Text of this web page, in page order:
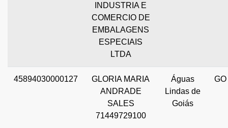
INDUSTRIA E
COMERCIO DE
EMBALAGENS
ESPECIAIS
LTDA
45894030000127
GLORIA MARIA
ANDRADE
SALES
71449729100
Águas
Lindas de
Goiás
GO